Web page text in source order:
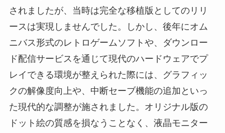
されましたが、当時は完全な移植版としてのリリ
ースは実現しませんでした。しかし、後年にオム
ニバス形式のレトロゲームソフトや、ダウンロー
ド配信サービスを通じて現代のハードウェアでプ
レイできる環境が整えられた際には、グラフィッ
クの解像度向上や、中断セーブ機能の追加といっ
た現代的な調整が施されました。オリジナル版の
ドット絵の質感を損なうことなく、液晶モニター